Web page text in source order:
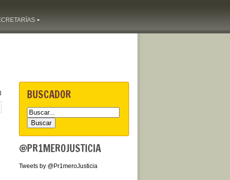
BUSCADOR
@PR1MEROJUSTICIA
Tweets by @Pr1meroJusticia